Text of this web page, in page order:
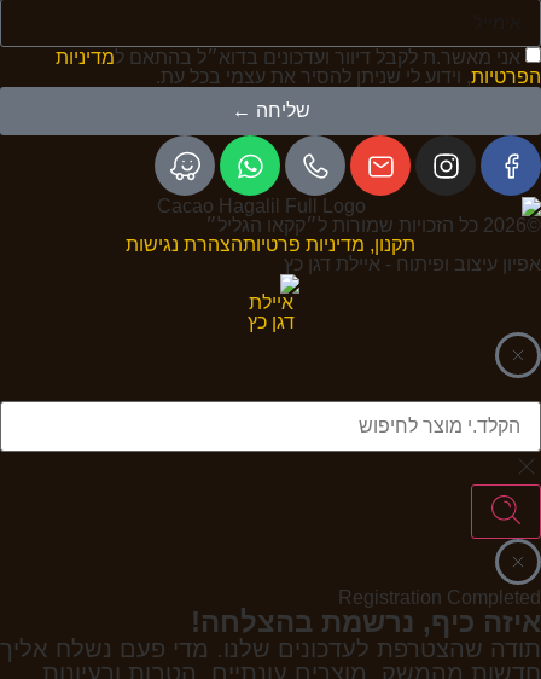
אני מאשר.ת לקבל דיוור ועדכונים בדוא״ל בהתאם למדיניות
הפרטיות, וידוע לי שניתן להסיר את עצמי בכל עת.
שליחה ←
©2026 כל הזכויות שמורות ל״קקאו הגליל״
תקנון, מדיניות פרטיותהצהרת נגישות
אפיון עיצוב ופיתוח - איילת דגן כץ
Registration Completed
איזה כיף, נרשמת בהצלחה!
תודה שהצטרפת לעדכונים שלנו. מדי פעם נשלח אליך
חדשות מהמשק, מוצרים עונתיים, הטבות ורעיונות